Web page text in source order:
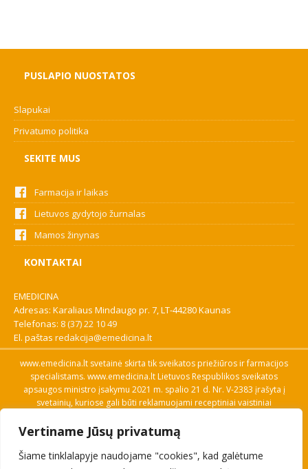
Vertiname Jūsų privatumą
Šiame tinklalapyje naudojame "cookies", kad galėtume
PUSLAPIO NUOSTATOS
Slapukai
Privatumo politika
SEKITE MUS
Farmacija ir laikas
Lietuvos gydytojo žurnalas
Mamos žinynas
KONTAKTAI
EMEDICINA
Adresas: Karaliaus Mindaugo pr. 7, LT-44280 Kaunas
Telefonas: 8 (37) 22 10 49
El. paštas redakcija@emedicina.lt
www.emedicina.lt svetainė skirta tik sveikatos priežiūros ir farmacijos
specialistams. www.emedicina.lt Lietuvos Respublikos sveikatos
apsaugos ministro įsakymu 2021 m. spalio 21 d. Nr. V-2383 įrašyta į
svetainių, kuriose gali būti reklamuojami receptiniai vaistiniai
savo profesinę kvalifikaciją. Naudingos nuorodos: Vaistų ir medicinos
pagalbos priemonių kainų paieška, VVKT tinklalapis, Sveikatos
priežiūros ar farmacijos specialisto pranešimo apie įtariamą